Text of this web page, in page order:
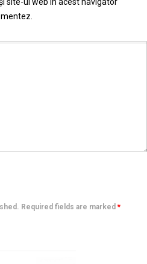
Required fields are marked *